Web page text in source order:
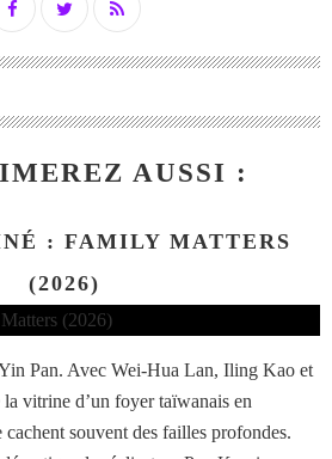
AUSSI :
: FAMILY MATTERS
(2026)
Pan. Avec Wei-Hua Lan, Iling Kao et
vitrine d’un foyer taïwanais en
cachent souvent des failles profondes.